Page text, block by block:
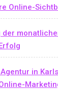
Online-
der
in